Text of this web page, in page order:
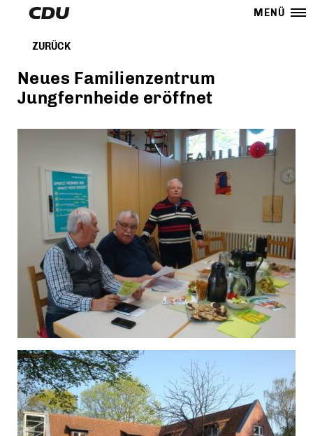
MENÜ
ZURÜCK
Neues Familienzentrum
Jungfernheide eröffnet